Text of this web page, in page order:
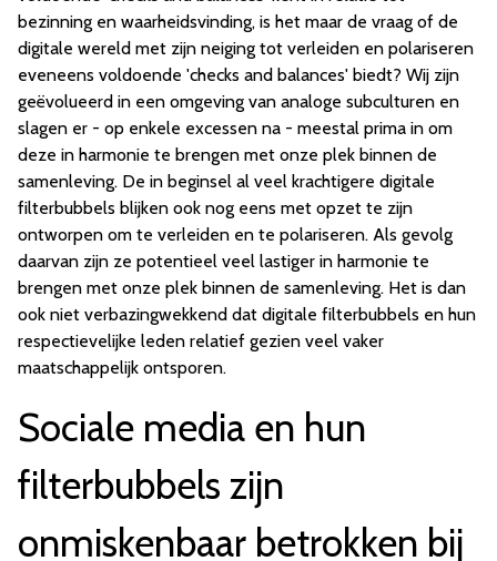
bezinning en waarheidsvinding, is het maar de vraag of de
digitale wereld met zijn neiging tot verleiden en polariseren
eveneens voldoende 'checks and balances' biedt? Wij zijn
geëvolueerd in een omgeving van analoge subculturen en
slagen er - op enkele excessen na - meestal prima in om
deze in harmonie te brengen met onze plek binnen de
samenleving. De in beginsel al veel krachtigere digitale
filterbubbels blijken ook nog eens met opzet te zijn
ontworpen om te verleiden en te polariseren. Als gevolg
daarvan zijn ze potentieel veel lastiger in harmonie te
brengen met onze plek binnen de samenleving. Het is dan
ook niet verbazingwekkend dat digitale filterbubbels en hun
respectievelijke leden relatief gezien veel vaker
maatschappelijk ontsporen.
Sociale media en hun
filterbubbels zijn
onmiskenbaar betrokken bij